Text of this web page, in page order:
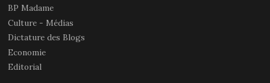
BP Madame
Culture - Médias
Dictature des Blogs
Economie
Editorial